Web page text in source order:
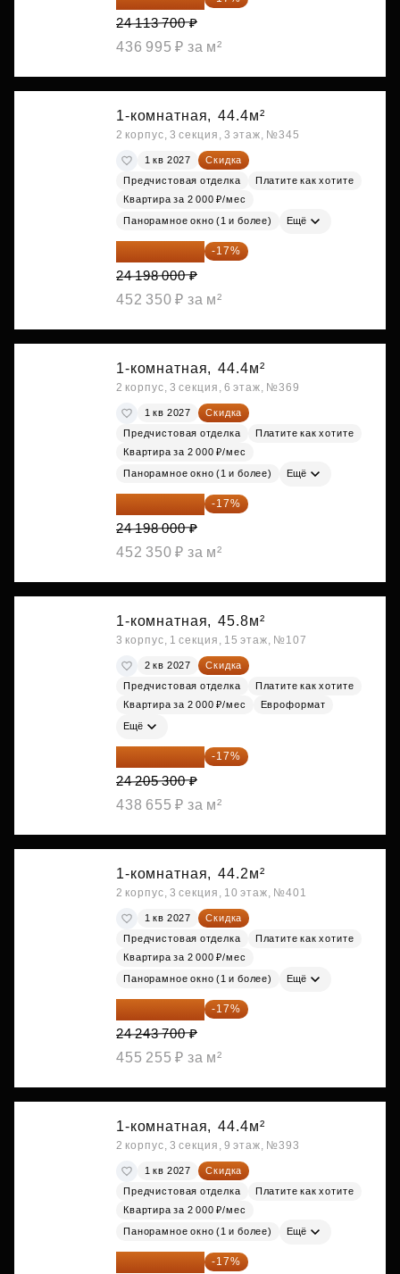
24 113 700 ₽
436 995 ₽ за м²
1-комнатная, 44.4м²
2 корпус, 3 секция, 3 этаж, №345
1 кв 2027
Скидка
Предчистовая отделка
Платите как хотите
Квартира за 2 000 ₽/мес
Панорамное окно (1 и более) Ещё
20 084 340 ₽ -17%
24 198 000 ₽
452 350 ₽ за м²
1-комнатная, 44.4м²
2 корпус, 3 секция, 6 этаж, №369
1 кв 2027
Скидка
Предчистовая отделка
Платите как хотите
Квартира за 2 000 ₽/мес
Панорамное окно (1 и более) Ещё
20 084 340 ₽ -17%
24 198 000 ₽
452 350 ₽ за м²
1-комнатная, 45.8м²
3 корпус, 1 секция, 15 этаж, №107
2 кв 2027
Скидка
Предчистовая отделка
Платите как хотите
Квартира за 2 000 ₽/мес
Евроформат
Ещё
20 090 399 ₽ -17%
24 205 300 ₽
438 655 ₽ за м²
1-комнатная, 44.2м²
2 корпус, 3 секция, 10 этаж, №401
1 кв 2027
Скидка
Предчистовая отделка
Платите как хотите
Квартира за 2 000 ₽/мес
Панорамное окно (1 и более) Ещё
20 122 271 ₽ -17%
24 243 700 ₽
455 255 ₽ за м²
1-комнатная, 44.4м²
2 корпус, 3 секция, 9 этаж, №393
1 кв 2027
Скидка
Предчистовая отделка
Платите как хотите
Квартира за 2 000 ₽/мес
Панорамное окно (1 и более) Ещё
20 176 470 ₽ -17%